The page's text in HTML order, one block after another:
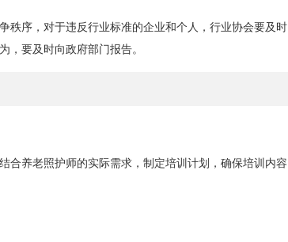
秩序，对于违反行业标准的企业和个人，行业协会要及时
，要及时向政府部门报告。
合养老照护师的实际需求，制定培训计划，确保培训内容